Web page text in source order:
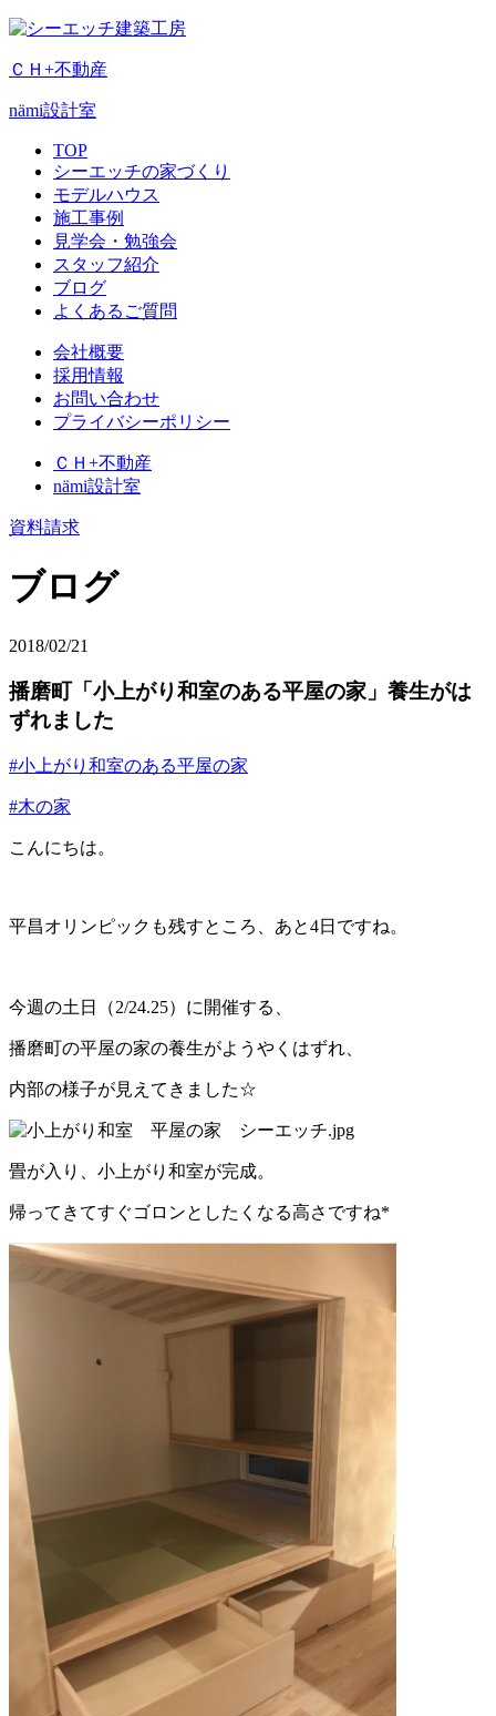
ＣＨ+不動産
nämi設計室
TOP
シーエッチの家づくり
モデルハウス
施工事例
見学会・勉強会
スタッフ紹介
ブログ
よくあるご質問
会社概要
採用情報
お問い合わせ
プライバシーポリシー
ＣＨ+不動産
nämi設計室
資料請求
ブログ
2018/02/21
播磨町「小上がり和室のある平屋の家」養生がは
ずれました
#小上がり和室のある平屋の家
#木の家
こんにちは。
平昌オリンピックも残すところ、あと4日ですね。
今週の土日（2/24.25）に開催する、
播磨町の平屋の家の養生がようやくはずれ、
内部の様子が見えてきました☆
畳が入り、小上がり和室が完成。
帰ってきてすぐゴロンとしたくなる高さですね*